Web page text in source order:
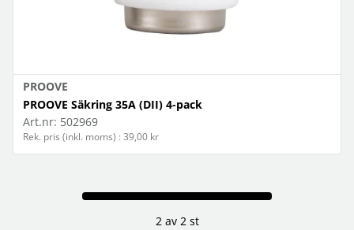
PROOVE
PROOVE Säkring 35A (DII) 4-pack
Art.nr: 502969
Rek. pris (inkl. moms) : 39,00 kr
2 av 2 st